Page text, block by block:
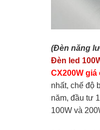
(Đèn năng
Đèn led
CX200W giá
nhất, chế độ
năm, đầu tư
100W và